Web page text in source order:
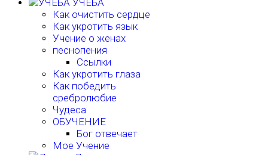
УЧЕБА
Как очистить сердце
Как укротить язык
Учение о женах
песнопения
Ссылки
Как укротить глаза
Как победить
сребролюбие
Чудеса
ОБУЧЕНИЕ
Бог отвечает
Мое Учение